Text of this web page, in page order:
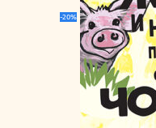
-20%